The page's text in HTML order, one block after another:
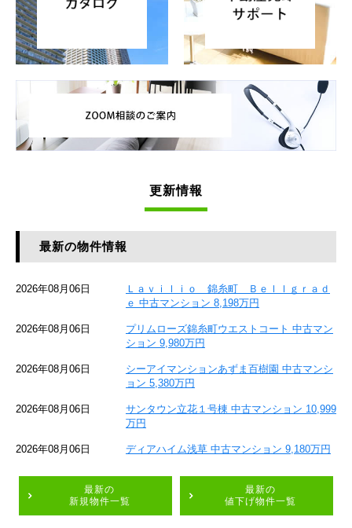
更新情報
最新の物件情報
2026年08月06日
Ｌａｖｉｌｉｏ 錦糸町 Ｂｅｌｌｇｒａｄ
ｅ 中古マンション 8,198万円
2026年08月06日
プリムローズ錦糸町ウエストコート 中古マン
ション 9,980万円
2026年08月06日
シーアイマンションあずま百樹園 中古マンシ
ョン 5,380万円
2026年08月06日
サンタウン立花１号棟 中古マンション 10,999
万円
2026年08月06日 ディアハイム浅草 中古マンション 9,180万円
最新の
新規物件一覧
最新の
値下げ物件一覧